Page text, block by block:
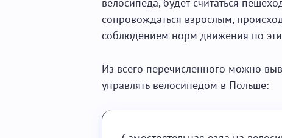
сопровождаться взрослым,
соблюдением норм движения по
Из всего перечисленного можно
управлять велосипедом в Польше: